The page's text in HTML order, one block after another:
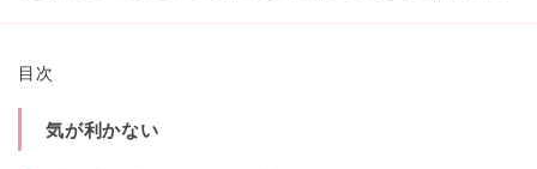
目次
気が利かない